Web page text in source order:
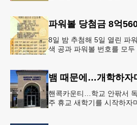
파워볼 당첨금 8억
8일 밤 추첨해 5일 열린 파
색 공과 파워볼 번호를 모두
뱀 때문에…개학하자
핸콕카운티…학교 안팎서
주 휴교 새학기를 시작하자